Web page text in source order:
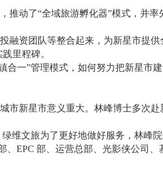
动了“全域旅游孵化器”模式，并率
融资团队等整合起来，为新星市提
里程碑。
合一”管理模式，如何努力把新星市
市新星市意义重大。林峰博士多次
维文旅为了更好地做好服务，林峰
EPC 部、运营总部、光影侠公司、